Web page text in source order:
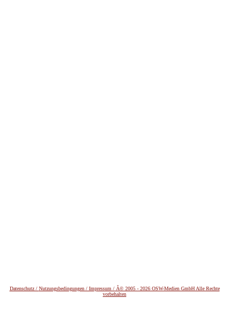
Datenschutz / Nutzungsbedingungen / Impressum / Â© 2005 - 2026 OSW-Medien GmbH Alle Rechte
vorbehalten